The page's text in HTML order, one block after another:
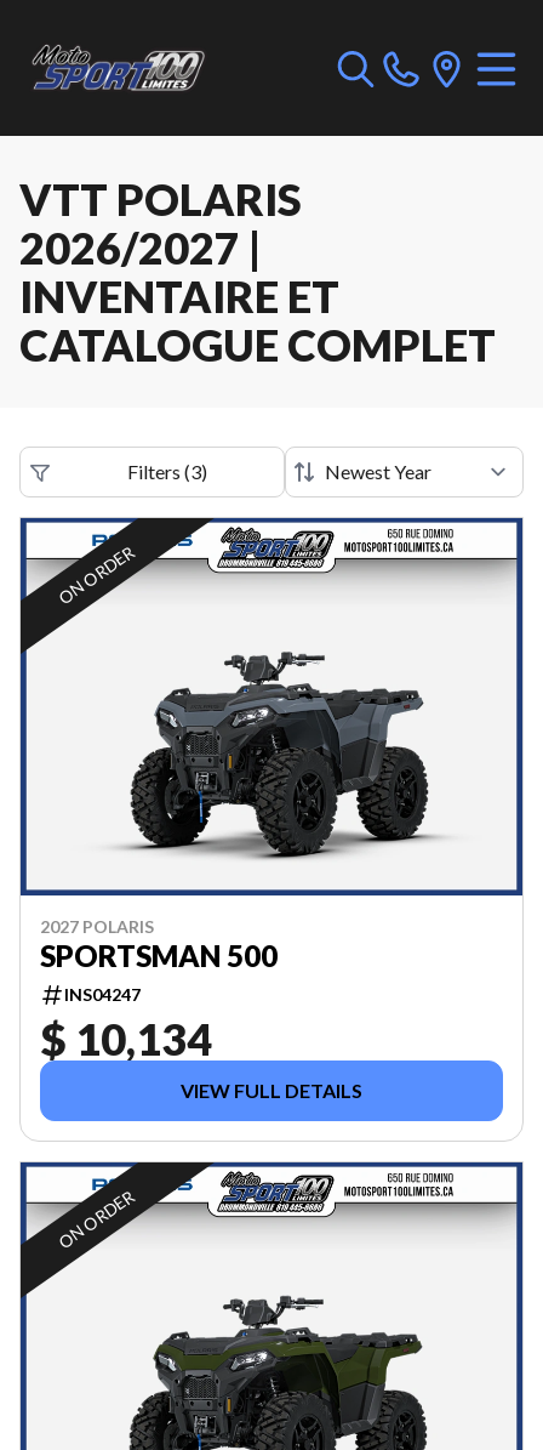
VTT POLARIS
2026/2027 |
INVENTAIRE ET
CATALOGUE COMPLET
Filters (3)
ON ORDER
2027 POLARIS
SPORTSMAN 500
INS04247
$ 10,134
VIEW FULL DETAILS
ON ORDER